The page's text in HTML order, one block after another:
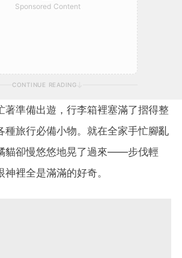
Sponsored Content
CONTINUE READING
著準備出遊，行李箱裡塞滿了摺得整
種旅行必備小物。就在全家手忙腳亂
貓卻慢悠悠地晃了過來——步伐輕
裡全是滿滿的好奇。